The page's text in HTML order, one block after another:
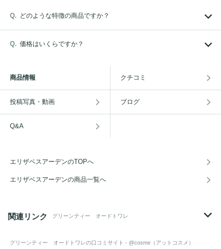
どのような特徴の商品ですか？
価格はいくらですか？
商品情報 クチコミ
投稿写真・動画 ブログ
Q&A
エリザベスアーデンのTOPへ
エリザベスアーデンの商品一覧へ
関連リンク グリーンティー オードトワレ
グリーンティー オードトワレの口コミサイト - @cosme（アットコスメ）